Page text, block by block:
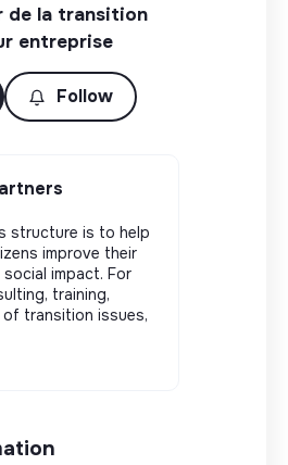
de la transition
entreprise
Follow
structure is to help
improve their
impact. For
training,
transition issues,